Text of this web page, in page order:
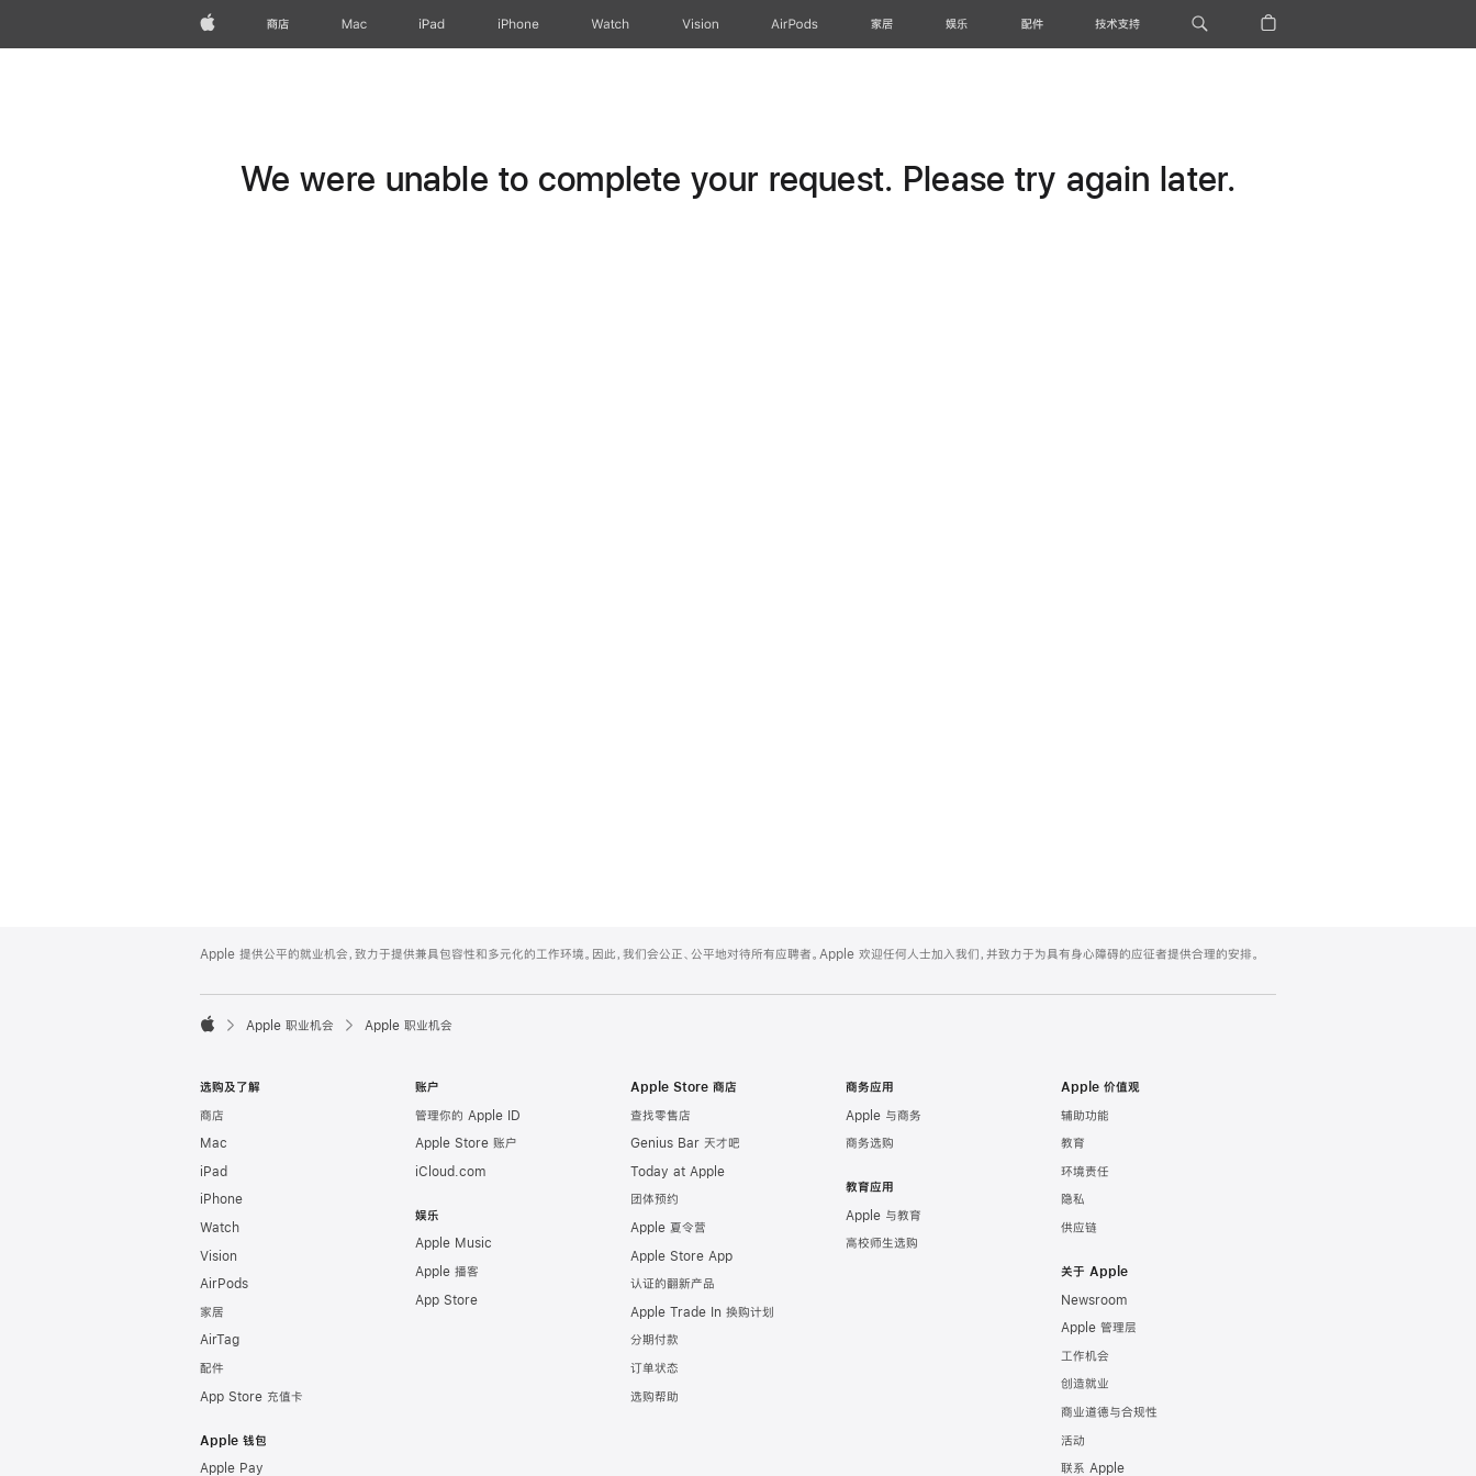
Apple 商店 Mac iPad iPhone Watch Vision AirPods 家居 娱乐 配件 技术支持
We were unable to complete your request. Please try again later.
Footer
Apple 提供公平的就业机会，致力于提供兼具包容性和多元化的工作环境。因此，我们会公正、公平地对待所有应聘者。Apple 欢迎任何人士加入我们，并致力于为具有身心障碍的应征者提供合理的安排。

Apple 职业机会 Apple 职业机会
选购及了解
商店
Mac
iPad
iPhone
Watch
Vision
AirPods
家居
AirTag
配件
App Store 充值卡
Apple 钱包
Apple Pay
账户
管理你的 Apple ID
Apple Store 账户
iCloud.com
娱乐
Apple Music
Apple 播客
App Store
Apple Store 商店
查找零售店
Genius Bar 天才吧
Today at Apple
团体预约
Apple 夏令营
Apple Store App
认证的翻新产品
Apple Trade In 换购计划
分期付款
订单状态
选购帮助
商务应用
Apple 与商务
商务选购
教育应用
Apple 与教育
高校师生选购
Apple 价值观
辅助功能
教育
环境责任
隐私
供应链
关于 Apple
Newsroom
Apple 管理层
工作机会
创造就业
商业道德与合规性
活动
联系 Apple